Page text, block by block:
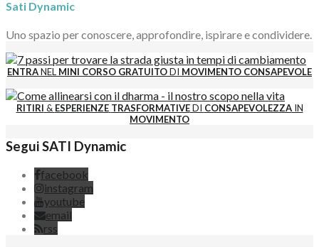
Sati Dynamic
Uno spazio per conoscere, approfondire, ispirare e condividere.
ENTRANEL MINI CORSO GRATUITODI MOVIMENTO CONSAPEVOLE
RITIRI & ESPERIENZE TRASFORMATIVEDI CONSAPEVOLEZZAIN
MOVIMENTO
Segui SATI Dynamic
facebook
instagram
youtube
email
rss